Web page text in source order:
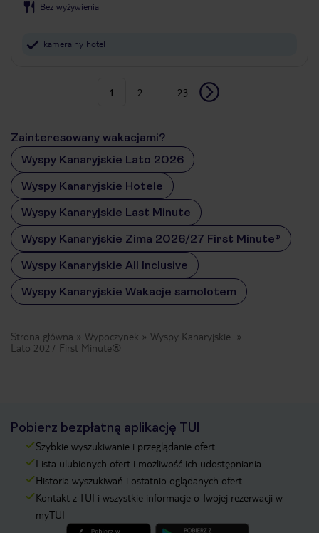
Bez wyżywienia
kameralny hotel
1 2 23
Zainteresowany wakacjami?
Wyspy Kanaryjskie Lato 2026
Wyspy Kanaryjskie Hotele
Wyspy Kanaryjskie Last Minute
Wyspy Kanaryjskie Zima 2026/27 First Minute®
Wyspy Kanaryjskie All Inclusive
Wyspy Kanaryjskie Wakacje samolotem
Strona główna Wypoczynek
Wyspy Kanaryjskie
Lato 2027 First Minute®
Pobierz bezpłatną aplikację TUI
Szybkie wyszukiwanie i przeglądanie ofert
Lista ulubionych ofert i możliwość ich udostępniania
Historia wyszukiwań i ostatnio oglądanych ofert
Kontakt z TUI i wszystkie informacje o Twojej rezerwacji w
myTUI